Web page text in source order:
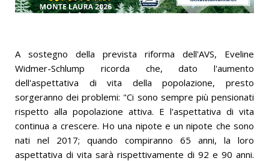
A sostegno della prevista riforma dell'AVS, Eveline
Widmer-Schlump ricorda che, dato l'aumento
dell'aspettativa di vita della popolazione, presto
sorgeranno dei problemi: "Ci sono sempre più pensionati
rispetto alla popolazione attiva. E l'aspettativa di vita
continua a crescere. Ho una nipote e un nipote che sono
nati nel 2017; quando compiranno 65 anni, la loro
aspettativa di vita sarà rispettivamente di 92 e 90 anni.